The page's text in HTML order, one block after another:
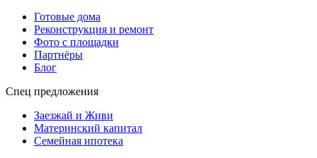
Готовые дома
Реконструкция и ремонт
Фото с площадки
Партнёры
Блог
Спец предложения
Заезжай и Живи
Материнский капитал
Семейная ипотека